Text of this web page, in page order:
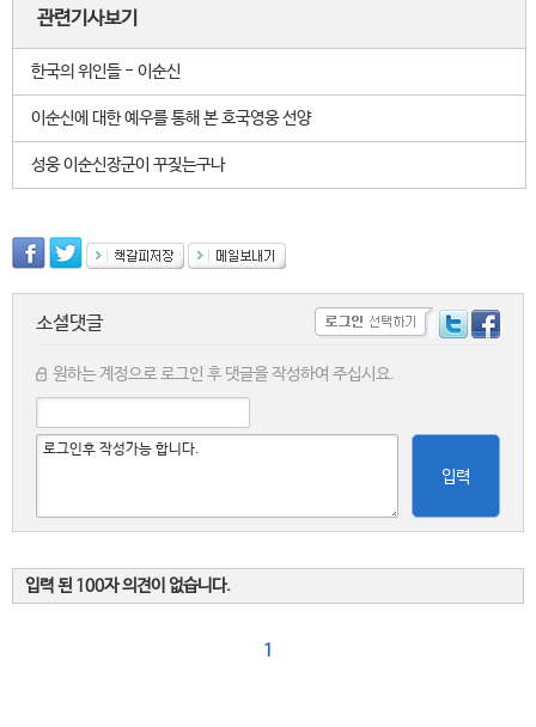
관련기사보기
한국의 위인들 - 이순신
이순신에 대한 예우를 통해 본 호국영웅 선양
성웅 이순신장군이 꾸짖는구나
소셜댓글
원하는 계정으로 로그인 후 댓글을 작성하여 주십시요.
입력
입력 된 100자 의견이 없습니다.
1